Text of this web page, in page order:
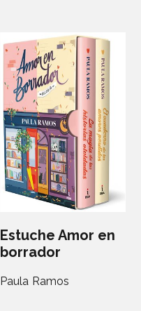
Estuche Amor en
borrador
Paula Ramos